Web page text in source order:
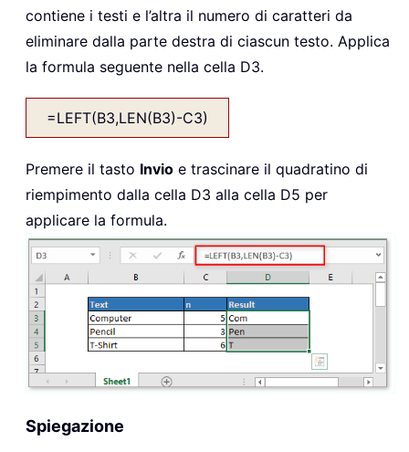
contiene i testi e l’altra il numero di caratteri da
eliminare dalla parte destra di ciascun testo. Applica
la formula seguente nella cella D3.
=LEFT(B3,LEN(B3)-C3)
Premere il tasto Invio e trascinare il quadratino di
riempimento dalla cella D3 alla cella D5 per
applicare la formula.
Spiegazione